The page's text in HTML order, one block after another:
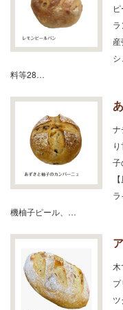
料等28…
ナ
子
機柚子ピール、…